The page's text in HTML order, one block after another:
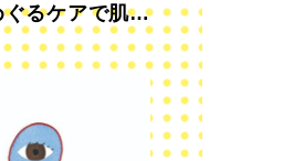
るケアで肌も